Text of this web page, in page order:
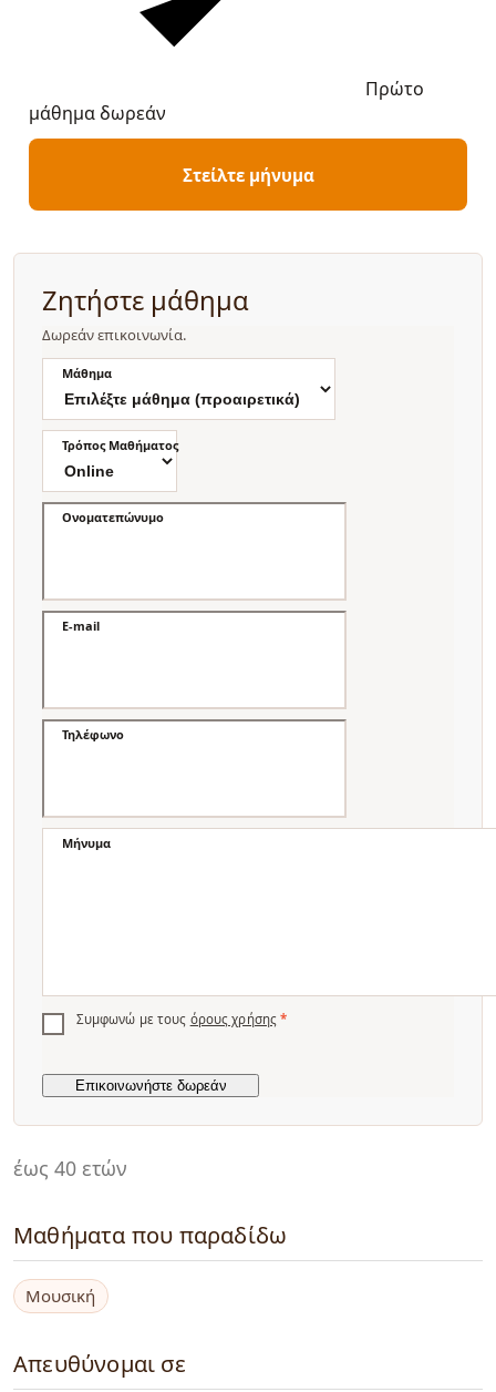
έως 40 ετών
Μαθήματα που παραδίδω
Μουσική
Απευθύνομαι σε
Πρώτο
μάθημα δωρεάν
Στείλτε μήνυμα
Ζητήστε μάθημα
Δωρεάν επικοινωνία.
Μάθημα
Τρόπος Μαθήματος
Ονοματεπώνυμο
E-mail
Τηλέφωνο
Μήνυμα
Συμφωνώ με τους όρους χρήσης *